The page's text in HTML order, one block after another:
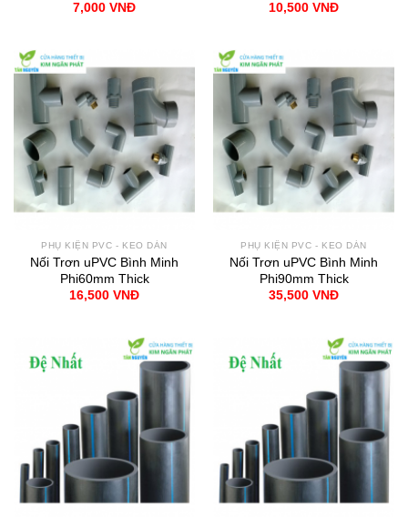
7,000 VNĐ 10,500 VNĐ
PHỤ KIỆN PVC - KEO DÁN
Nối Trơn uPVC Bình Minh
Phi60mm Thick
16,500 VNĐ
PHỤ KIỆN PVC - KEO DÁN
Nối Trơn uPVC Bình Minh
Phi90mm Thick
35,500 VNĐ